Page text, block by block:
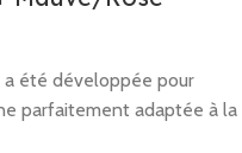
été développée pour
parfaitement adaptée à la